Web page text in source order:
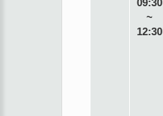
09:30
~
12:30